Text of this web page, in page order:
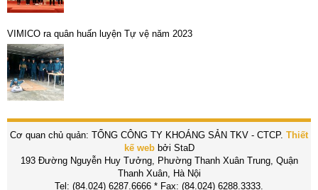
VIMICO ra quân huấn luyện Tự vệ năm 2023
Cơ quan chủ quản: TỔNG CÔNG TY KHOÁNG SẢN TKV - CTCP. Thiết
kế webbởi StaD
193 Đường Nguyễn Huy Tưởng, Phường Thanh Xuân Trung, Quận
Thanh Xuân, Hà Nội
Tel: (84.024) 6287.6666 * Fax: (84.024) 6288.3333.